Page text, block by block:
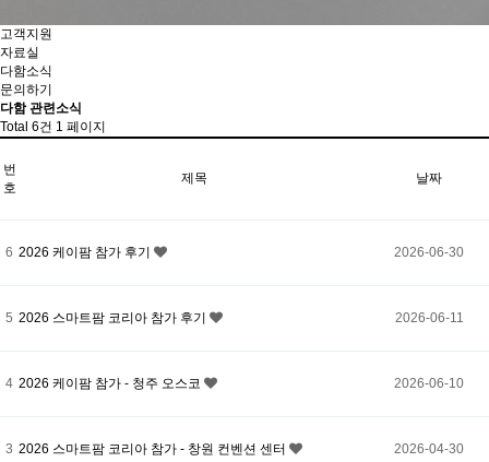
고객지원
자료실
다함소식
문의하기
다함 관련소식
Total 6건 1 페이지
번
호
제목 날짜
6 2026 케이팜 참가 후기 2026-06-30
5 2026 스마트팜 코리아 참가 후기 2026-06-11
4 2026 케이팜 참가 - 청주 오스코 2026-06-10
3 2026 스마트팜 코리아 참가 - 창원 컨벤션 센터 2026-04-30